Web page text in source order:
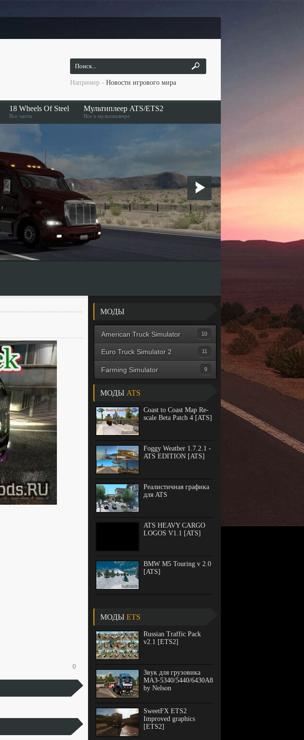
Например - Новости игрового мира
18 Wheels Of Steel
Все части
Across America
Pedal to the Metal
Convoy
American Long Haul
Extreme Trucker
Extreme Trucker 2
Мультиплеер ATS/ETS2
Все о мультиплеере
Правила мультиплеера
Команда консоли
0
МОДЫ
American Truck Simulator
Грузовики
Прицепы
Звуки
Карты
Салоны
Трафик
Тюнинг
Разное
Euro Truck Simulator 2
Грузовики
Карты
Колеса
Салоны
Скины
Трафик
Тюнинг
Разное
Farming Simulator
Комбайны
Погрузчики
Прицепы
Разная техника
Карты
Объекты для карт
МОДЫ ATS
Coast to Coast Map Re-
scale Beta Patch 4 [ATS]
Foggy Weather 1.7.2.1 -
ATS EDITION [ATS]
Реалистичная графика
для ATS
ATS HEAVY CARGO
LOGOS V1.1 [ATS]
BMW M5 Touring v 2.0
[ATS]
МОДЫ ETS
Russian Traffic Pack
v2.1 [ETS2]
Звук для грузовика
МАЗ-5340/5440/6430А8
by Nelson
SweetFX ETS2
Improved graphics
[ETS2]